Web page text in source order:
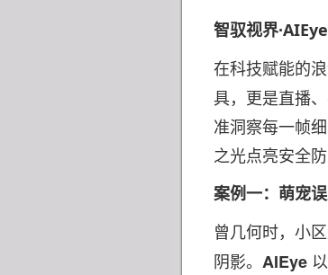
智驭视界·AIEye
在科技赋能的浪
具，更是直播
准洞察每一帧
之光点亮安全防
案例一：萌宠
曾几何时，小
阴影。 AIEye